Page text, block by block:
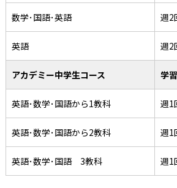
数学･国語･英語 週2
英語 週2
アカデミー中学生コース 学
英語･数学･国語から1教科 週1
英語･数学･国語から2教科 週1
英語･数学･国語 3教科 週1